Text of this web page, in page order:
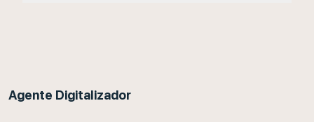
Agente Digitalizador